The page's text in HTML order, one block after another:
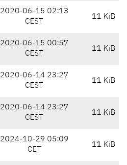
2020-06-15 02:13
CEST
11 KiB
2020-06-15 00:57
CEST
11 KiB
2020-06-14 23:27
CEST
11 KiB
2020-06-14 23:27
CEST
11 KiB
2024-10-29 05:09
CET
11 KiB